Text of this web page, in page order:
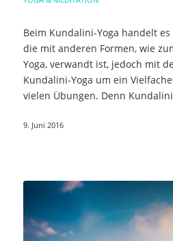
Beim Kundalini-Yoga handelt
die mit anderen Formen, wie
Yoga, verwandt ist, jedoch mit
Kundalini-Yoga um ein
vielen Übungen. Denn
9. Juni 2016